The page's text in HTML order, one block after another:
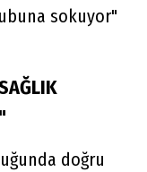
sokuyor"
doğru